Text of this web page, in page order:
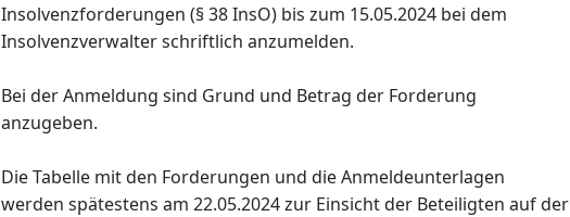
Insolvenzforderungen (§ 38 InsO) bis zum 15.05.2024 bei dem
Insolvenzverwalter schriftlich anzumelden.
Bei der Anmeldung sind Grund und Betrag der Forderung
anzugeben.
Die Tabelle mit den Forderungen und die Anmeldeunterlagen
werden spätestens am 22.05.2024 zur Einsicht der Beteiligten auf der